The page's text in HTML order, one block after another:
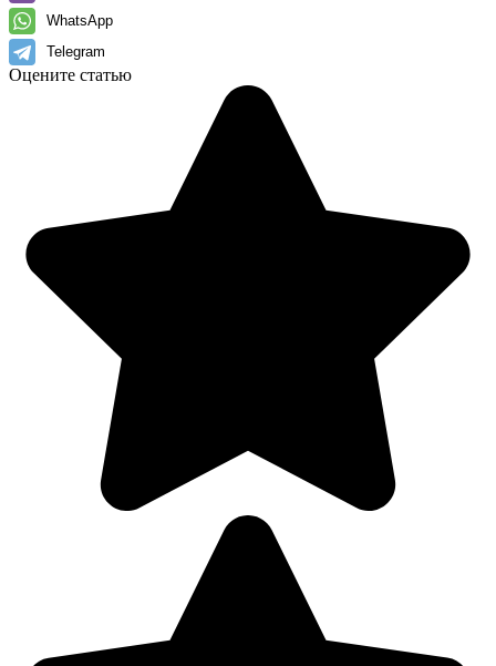
WhatsApp
Telegram
Оцените статью